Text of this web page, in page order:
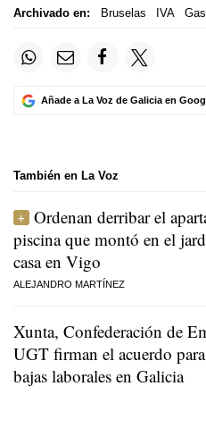
Archivado en: Bruselas IVA
Añade a La Voz de Galicia en
También en La Voz
Ordenan derribar el
piscina que montó en el
casa en Vigo
ALEJANDRO MARTÍNEZ
Xunta, Confederación de
UGT firman el acuerdo
bajas laborales en Galicia